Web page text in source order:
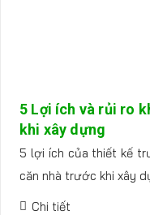
5 Lợi ích và rủi ro
khi xây dựng
5 lợi ích của thiết kế
căn nhà trước khi xây
Chi tiết